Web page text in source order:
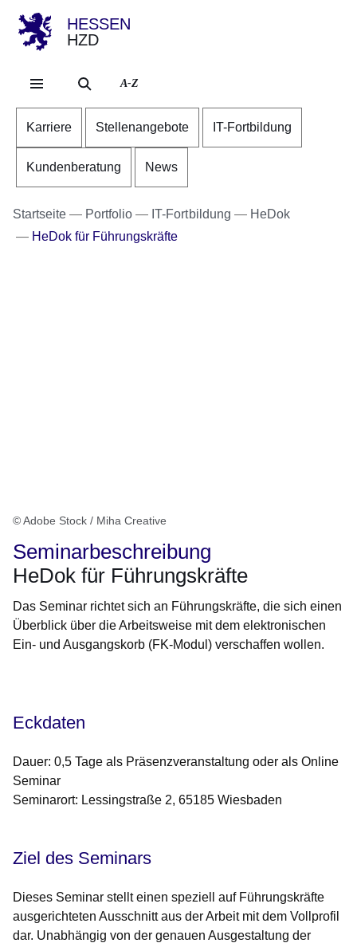
HESSEN
HZD
A-Z
Karriere Stellenangebote IT-Fortbildung
Kundenberatung News
Startseite Portfolio IT-Fortbildung
HeDok
HeDok für Führungskräfte
© Adobe Stock / Miha Creative
Seminarbeschreibung
HeDok für Führungskräfte
Das Seminar richtet sich an Führungskräfte, die sich einen
Überblick über die Arbeitsweise mit dem elektronischen
Ein- und Ausgangskorb (FK-Modul) verschaffen wollen.
Eckdaten
Dauer: 0,5 Tage als Präsenzveranstaltung oder als Online
Seminar
Seminarort: Lessingstraße 2, 65185 Wiesbaden
Ziel des Seminars
Dieses Seminar stellt einen speziell auf Führungskräfte
ausgerichteten Ausschnitt aus der Arbeit mit dem Vollprofil
dar. Unabhängig von der genauen Ausgestaltung der